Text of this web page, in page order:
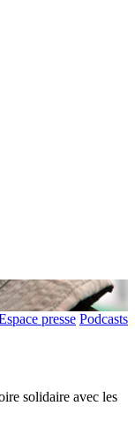
presse Podcasts
solidaire avec les